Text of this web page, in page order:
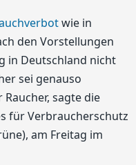
wie in
den Vorstellungen
in Deutschland nicht
sei genauso
sagte die
für Verbraucherschutz
am Freitag im